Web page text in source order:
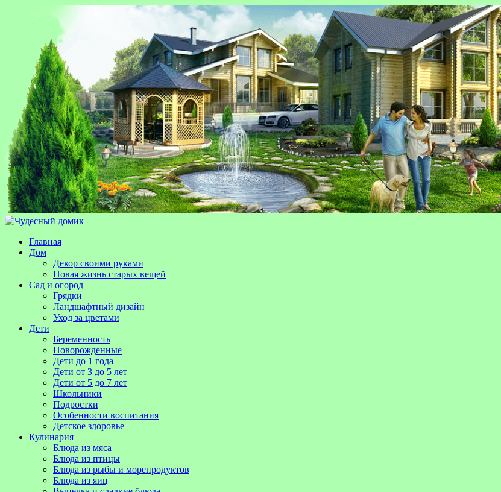
Главная
Дом
Декор своими руками
Новая жизнь старых вещей
Сад и огород
Грядки
Ландшафтный дизайн
Уход за цветами
Дети
Беременность
Новорожденные
Дети до 1 года
Дети от 3 до 5 лет
Дети от 5 до 7 лет
Школьники
Подростки
Особенности воспитания
Детское здоровье
Кулинария
Блюда из мяса
Блюда из птицы
Блюда из рыбы и морепродуктов
Блюда из яиц